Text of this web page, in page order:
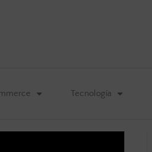
Tecnología